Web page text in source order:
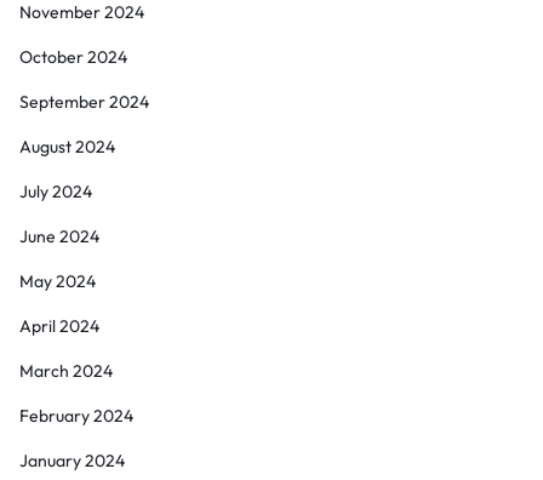
November 2024
October 2024
September 2024
August 2024
July 2024
June 2024
May 2024
April 2024
March 2024
February 2024
January 2024